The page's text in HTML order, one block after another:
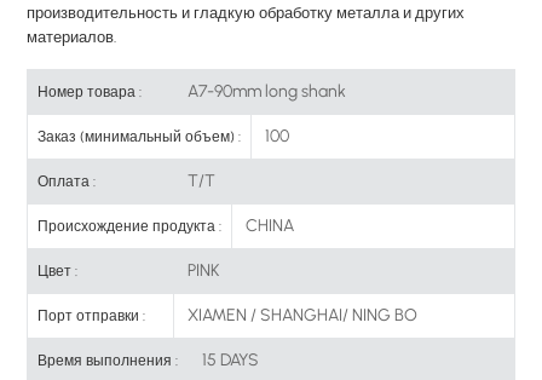
производительность и гладкую обработку металла и других
материалов.
Номер товара : A7-90mm long shank
Заказ (минимальный объем) : 100
Оплата : T/T
Происхождение продукта : CHINA
Цвет : PINK
Порт отправки : XIAMEN / SHANGHAI/ NING BO
Время выполнения : 15 DAYS